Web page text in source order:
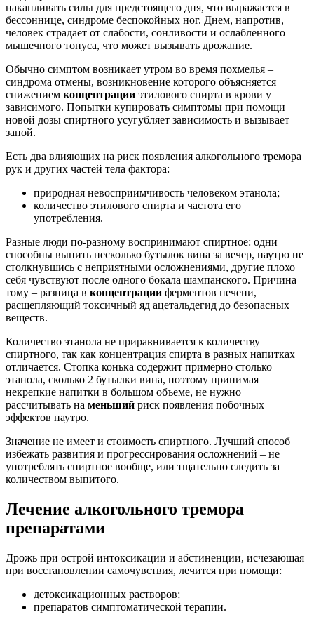
накапливать силы для предстоящего дня, что выражается в
бессоннице, синдроме беспокойных ног. Днем, напротив,
человек страдает от слабости, сонливости и ослабленного
мышечного тонуса, что может вызывать дрожание.
Обычно симптом возникает утром во время похмелья –
синдрома отмены, возникновение которого объясняется
снижением концентрации этилового спирта в крови у
зависимого. Попытки купировать симптомы при помощи
новой дозы спиртного усугубляет зависимость и вызывает
запой.
Есть два влияющих на риск появления алкогольного тремора
рук и других частей тела фактора:
природная невосприимчивость человеком этанола;
количество этилового спирта и частота его
употребления.
Разные люди по-разному воспринимают спиртное: одни
способны выпить несколько бутылок вина за вечер, наутро не
столкнувшись с неприятными осложнениями, другие плохо
себя чувствуют после одного бокала шампанского. Причина
тому – разница в концентрации ферментов печени,
расщепляющий токсичный яд ацетальдегид до безопасных
веществ.
Количество этанола не приравнивается к количеству
спиртного, так как концентрация спирта в разных напитках
отличается. Стопка конька содержит примерно столько
этанола, сколько 2 бутылки вина, поэтому принимая
некрепкие напитки в большом объеме, не нужно
рассчитывать на меньший риск появления побочных
эффектов наутро.
Значение не имеет и стоимость спиртного. Лучший способ
избежать развития и прогрессирования осложнений – не
употреблять спиртное вообще, или тщательно следить за
количеством выпитого.
Лечение алкогольного тремора
препаратами
Дрожь при острой интоксикации и абстиненции, исчезающая
при восстановлении самочувствия, лечится при помощи:
детоксикационных растворов;
препаратов симптоматической терапии.